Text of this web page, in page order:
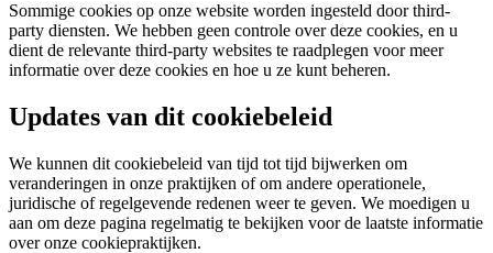
Sommige cookies op onze website worden ingesteld door third-
party diensten. We hebben geen controle over deze cookies, en u
dient de relevante third-party websites te raadplegen voor meer
informatie over deze cookies en hoe u ze kunt beheren.
Updates van dit cookiebeleid
We kunnen dit cookiebeleid van tijd tot tijd bijwerken om
veranderingen in onze praktijken of om andere operationele,
juridische of regelgevende redenen weer te geven. We moedigen u
aan om deze pagina regelmatig te bekijken voor de laatste informatie
over onze cookiepraktijken.